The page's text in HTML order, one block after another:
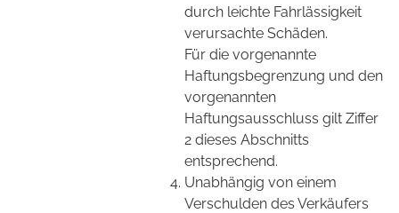
durch leichte Fahrlässigkeit
verursachte Schäden.
Für die vorgenannte
Haftungsbegrenzung und den
vorgenannten
Haftungsausschluss gilt Ziffer
2 dieses Abschnitts
entsprechend.
Unabhängig von einem
Verschulden des Verkäufers